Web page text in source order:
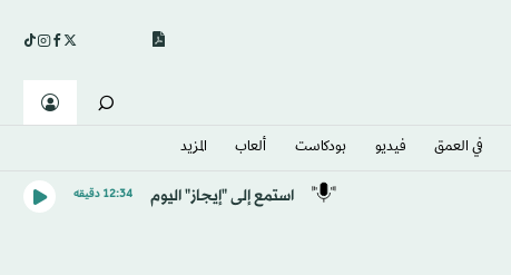
في العمق فيديو بودكاست ألعاب المزيد
استمع إلى "إيجاز" اليوم 12:34 دقيقه